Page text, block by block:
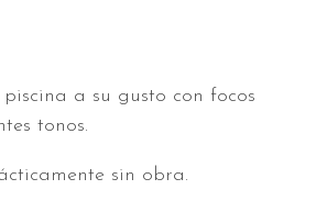
a su gusto con focos
tonos.
sin obra.